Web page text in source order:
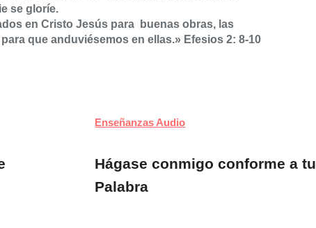
se gloríe.
en Cristo Jesús para buenas obras, las
que anduviésemos en ellas.» Efesios 2: 8-10
Enseñanzas Audio
Hágase conmigo conforme a tu
Palabra